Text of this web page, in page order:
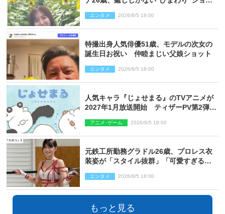
エンタメ 2026/8/5 18:00
特撮出身人気俳優51歳、モデルの次女の
誕生日お祝い 仲睦まじい父娘ショット
エンタメ 2026/8/5 18:00
人気キャラ『じょせまる』のTVアニメが
2027年1月放送開始 ティザーPV第2弾も
アニメ･ゲーム 2026/8/5 18:00
元鉄工所勤務グラドル26歳、プロレス衣
装姿が「スタイル抜群」「可愛すぎる」
エンタメ 2026/8/5 18:00
もっと見る